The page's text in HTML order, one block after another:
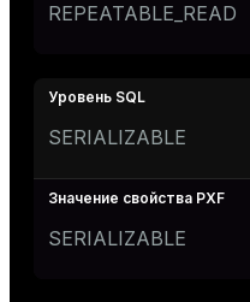
REPEATABLE_READ
SERIALIZABLE
SERIALIZABLE